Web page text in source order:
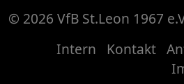
© 2026 VfB St.Leon 1967
Intern
Kontakt